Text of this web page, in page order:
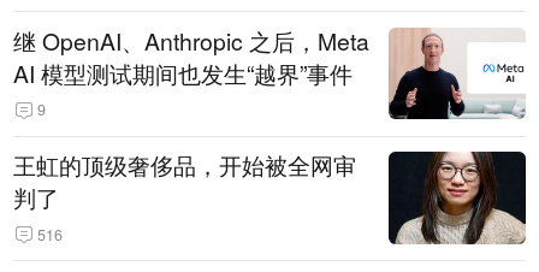
继 OpenAI、Anthropic 之后，Meta
AI 模型测试期间也发生“越界”事件
9
王虹的顶级奢侈品，开始被全网审
判了
516